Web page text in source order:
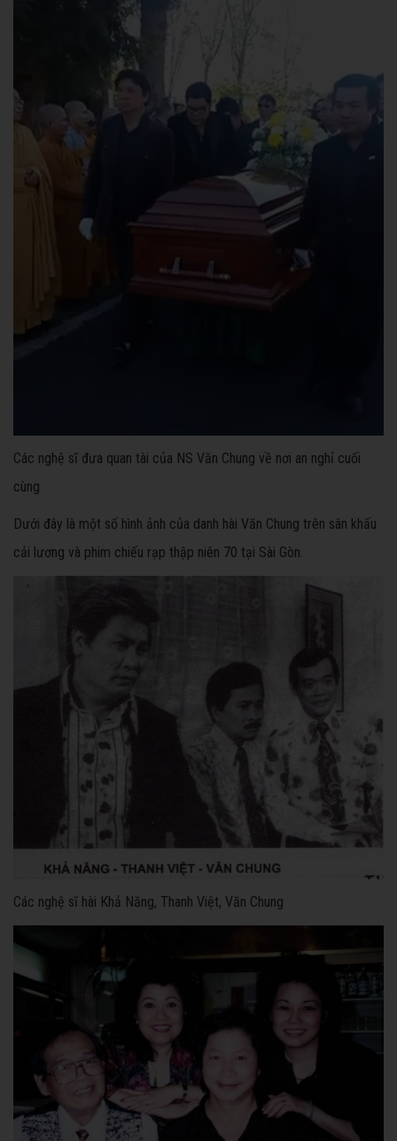
Các nghệ sĩ đưa quan tài của NS Văn Chung về nơi an nghỉ cuối
cùng
Dưới đây là một số hình ảnh của danh hài Văn Chung trên sân khấu
cải lương và phim chiếu rạp thập niên 70 tại Sài Gòn.
Các nghệ sĩ hài Khả Năng, Thanh Việt, Văn Chung